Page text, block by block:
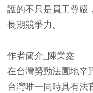
護的不只是員工尊嚴
長期競爭力。
作者簡介_陳業鑫
在台灣勞動法園地辛
台灣唯一同時具有法